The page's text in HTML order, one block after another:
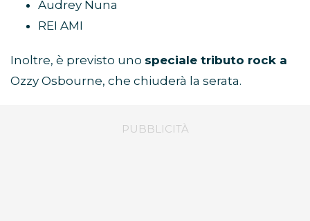
Audrey Nuna
REI AMI
Inoltre, è previsto uno speciale tributo rock a
Ozzy Osbourne, che chiuderà la serata.